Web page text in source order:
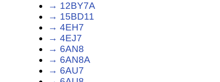
→ 12BY7A
→ 15BD11
→ 4EH7
→ 4EJ7
→ 6AN8
→ 6AN8A
→ 6AU7